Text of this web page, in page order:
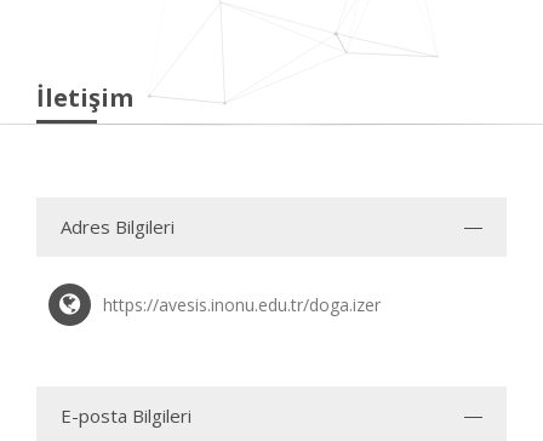
İletişim
Adres Bilgileri
https://avesis.inonu.edu.tr/doga.izer
E-posta Bilgileri